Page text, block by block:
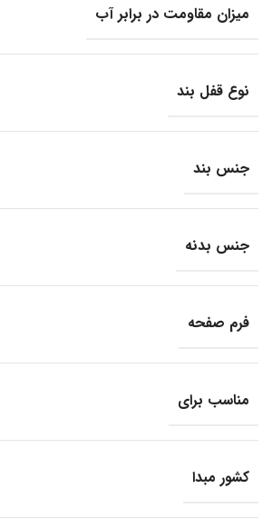
میزان مقاومت در برابر آب
نوع قفل بند
جنس بند
جنس بدنه
فرم صفحه
مناسب برای
کشور مبدا